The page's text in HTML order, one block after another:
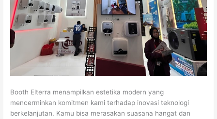
Booth Elterra menampilkan estetika modern yang
mencerminkan komitmen kami terhadap inovasi teknologi
berkelanjutan. Kamu bisa merasakan suasana hangat dan